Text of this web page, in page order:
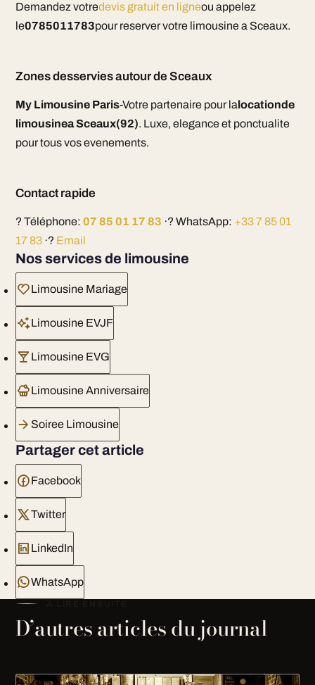
Demandez votredevis gratuit en ligneou appelez
le0785011783pour reserver votre limousine a Sceaux.
Zones desservies autour de Sceaux
My Limousine Paris-Votre partenaire pour lalocationde
limousinea Sceaux(92). Luxe, elegance et ponctualite
pour tous vos evenements.
Contact rapide
? Téléphone: 07 85 01 17 83 ·? WhatsApp: +33 7 85 01
17 83·? Email
Nos services de limousine
Limousine Mariage
Limousine EVJF
Limousine EVG
Limousine Anniversaire
Soiree Limousine
Partager cet article
Facebook
Twitter
LinkedIn
WhatsApp
D’autres articles du journal